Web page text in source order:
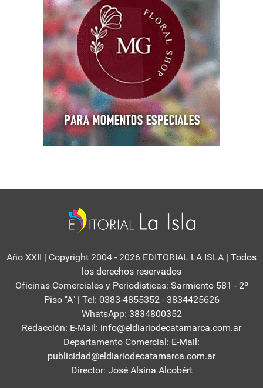
Año XXII | Copyright 2004 - 2026 EDITORIAL LA ISLA | Todos
los derechos reservados
Oficinas Comerciales y Periodisticas: Sarmiento 581 - 2º
Piso "A" | Tel: 0383-4855352 - 3834425626
WhatsApp: 3834800352
Redacción: E-Mail: info@eldiariodecatamarca.com.ar
Departamento Comercial: E-Mail:
publicidad@eldiariodecatamarca.com.ar
Director: José Alsina Alcobért